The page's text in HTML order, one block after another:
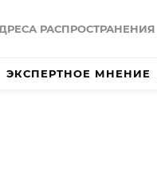
РАСПРОСТРАНЕНИЯ
ЭКСПЕРТНОЕ МНЕНИЕ